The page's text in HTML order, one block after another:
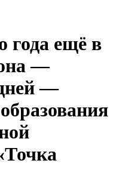
года ещё в
—
—